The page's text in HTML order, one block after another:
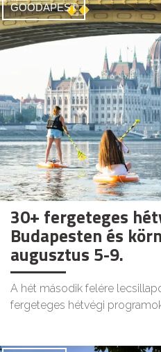
GOODAPEST
30+ fergeteges
Budapesten és
augusztus 5-9.
A hét második felére
fergeteges hétvégi